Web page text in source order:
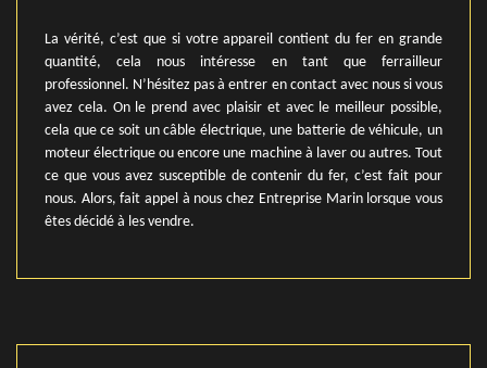
La vérité, c’est que si votre appareil contient du fer en grande
quantité, cela nous intéresse en tant que ferrailleur
professionnel. N’hésitez pas à entrer en contact avec nous si vous
avez cela. On le prend avec plaisir et avec le meilleur possible,
cela que ce soit un câble électrique, une batterie de véhicule, un
moteur électrique ou encore une machine à laver ou autres. Tout
ce que vous avez susceptible de contenir du fer, c’est fait pour
nous. Alors, fait appel à nous chez Entreprise Marin lorsque vous
êtes décidé à les vendre.